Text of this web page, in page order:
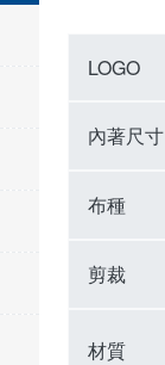
LOGO
內著尺寸
布種
剪裁
材質